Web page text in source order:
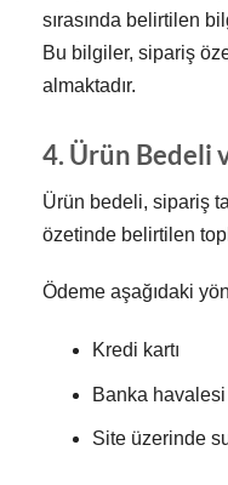
sırasında belirtilen
Bu bilgiler, sipariş
almaktadır.
4. Ürün Bedeli
Ürün bedeli, sipariş
özetinde belirtilen
Ödeme aşağıdaki
Kredi kartı
Banka
Site üzerinde